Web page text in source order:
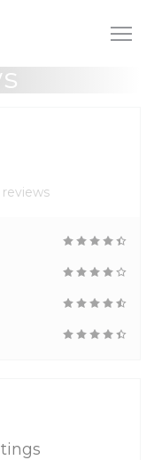
reviews